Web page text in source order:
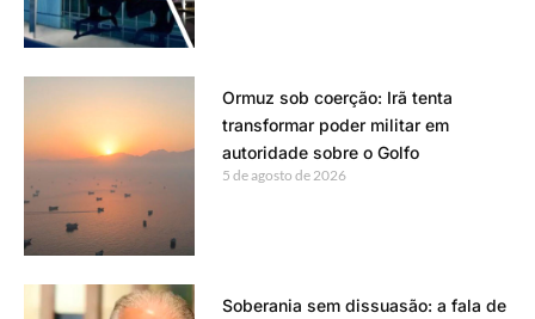
Ormuz sob coerção: Irã tenta
transformar poder militar em
autoridade sobre o Golfo
5 de agosto de 2026
Soberania sem dissuasão: a fala de